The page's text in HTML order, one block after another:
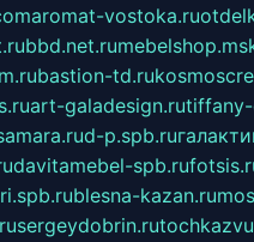
aromat-vostoka.ru
bbd.net.ru
bastion-td.ru
art-galadesign.ru
d-p.spb.ru
davitamebel-spb.ru
blesna-kazan.ru
sergeydobrin.ru